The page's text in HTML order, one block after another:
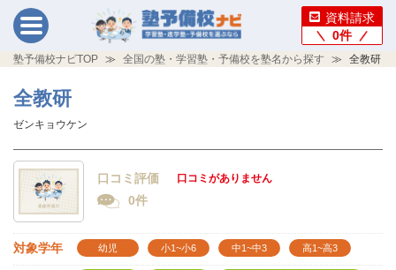
資料請求
0件
塾予備校ナビTOP 全国の塾・学習塾・予備校を塾名から探す 全教研
全教研
ゼンキョウケン
口コミ評価 口コミがありません
0件
対象学年 幼児 小1~小6 中1~中3 高1~高3